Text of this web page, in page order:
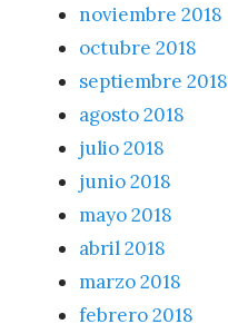
noviembre 2018
octubre 2018
septiembre 2018
agosto 2018
julio 2018
junio 2018
mayo 2018
abril 2018
marzo 2018
febrero 2018